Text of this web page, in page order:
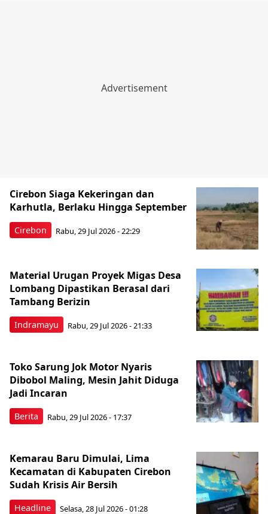
Cirebon
Cirebon Siaga Kekeringan dan
Karhutla, Berlaku Hingga September
Rabu, 29 Jul 2026 - 22:29
Indramayu
Material Urugan Proyek Migas Desa
Lombang Dipastikan Berasal dari
Tambang Berizin
Rabu, 29 Jul 2026 - 21:33
Berita
Toko Sarung Jok Motor Nyaris
Dibobol Maling, Mesin Jahit Diduga
Jadi Incaran
Rabu, 29 Jul 2026 - 17:37
Headline
Kemarau Baru Dimulai, Lima
Kecamatan di Kabupaten Cirebon
Sudah Krisis Air Bersih
Selasa, 28 Jul 2026 - 01:28